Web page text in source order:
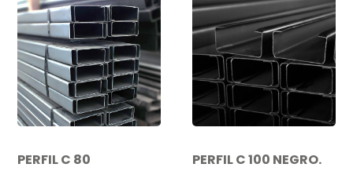
PERFIL C 80
PERFIL C 100 NEGRO.